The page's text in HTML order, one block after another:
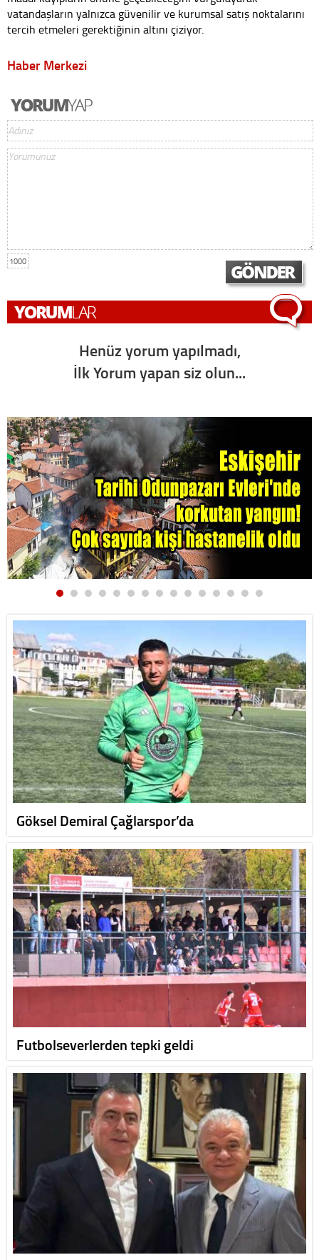
vatandaşların yalnızca güvenilir ve kurumsal satış noktalarını
tercih etmeleri gerektiğinin altını çiziyor.
Haber Merkezi
1000
Henüz yorum yapılmadı,
İlk Yorum yapan siz olun...
Göksel Demiral Çağlarspor’da
Futbolseverlerden tepki geldi